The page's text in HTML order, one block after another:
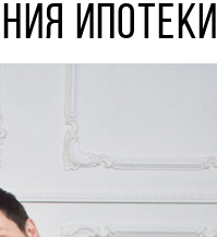
ИПОТЕКИ